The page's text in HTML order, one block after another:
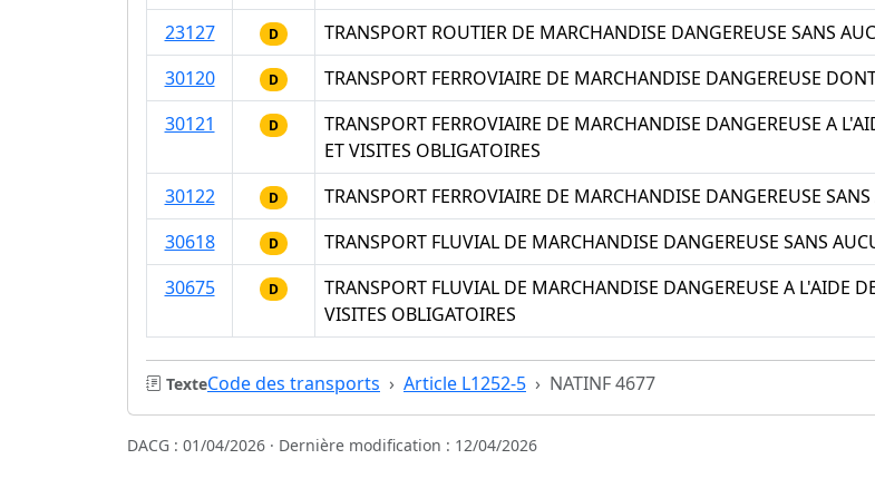
23127
D
TRANSPORT ROUTIER DE MARCHANDISE DANGEREUSE SANS
30120
D
TRANSPORT FERROVIAIRE DE MARCHANDISE DANGEREUSE
30121
D
TRANSPORT FERROVIAIRE DE MARCHANDISE DANGEREUSE A
ET VISITES OBLIGATOIRES
30122
D
TRANSPORT FERROVIAIRE DE MARCHANDISE DANGEREUSE
30618
D
TRANSPORT FLUVIAL DE MARCHANDISE DANGEREUSE SANS
30675
D
TRANSPORT FLUVIAL DE MARCHANDISE DANGEREUSE A L'AIDE
VISITES OBLIGATOIRES
TexteCode des transports Article L1252-5 NATINF 4677
DACG : 01/04/2026 · Dernière modification : 12/04/2026